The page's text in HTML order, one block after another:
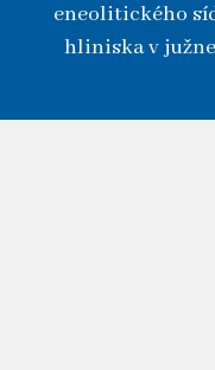
eneolitického
hliniska v